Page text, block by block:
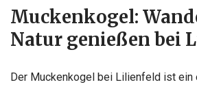
Muckenkogel:
Natur genießen bei
Der Muckenkogel bei Lilienfeld ist ein